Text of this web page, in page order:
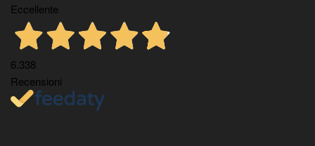
Eccellente
6.338
Recensioni